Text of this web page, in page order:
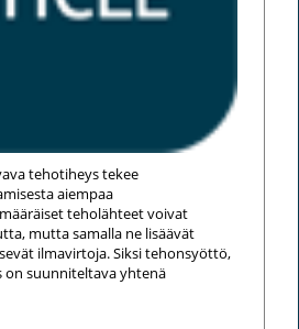
tehotiheys tekee
aiempaa
teholähteet voivat
mutta samalla ne lisäävät
ilmavirtoja. Siksi tehonsyöttö,
on suunniteltava yhtenä